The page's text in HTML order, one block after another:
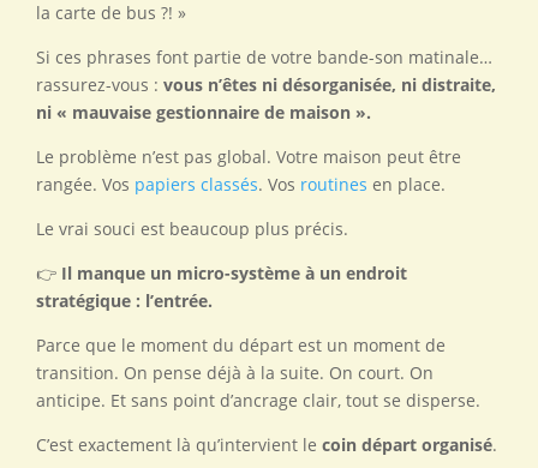
la carte de bus ?! »
Si ces phrases font partie de votre bande-son matinale…
rassurez-vous : vous n’êtes ni désorganisée, ni distraite,
ni « mauvaise gestionnaire de maison ».
Le problème n’est pas global. Votre maison peut être
rangée. Vos papiers classés. Vos routines en place.
Le vrai souci est beaucoup plus précis.
👉 Il manque un micro-système à un endroit
stratégique : l’entrée.
Parce que le moment du départ est un moment de
transition. On pense déjà à la suite. On court. On
anticipe. Et sans point d’ancrage clair, tout se disperse.
C’est exactement là qu’intervient le coin départ organisé.